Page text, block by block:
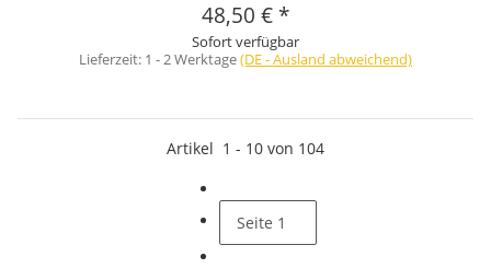
48,50 € *
Sofort verfügbar
Lieferzeit: 1 - 2 Werktage(DE - Ausland abweichend)
Artikel 1 - 10 von 104
Seite 1